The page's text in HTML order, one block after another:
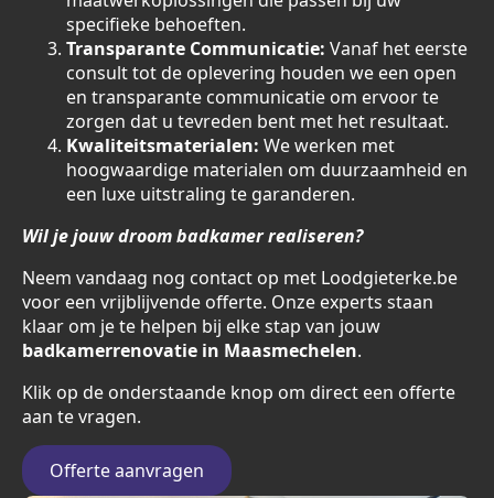
specifieke behoeften.
Transparante Communicatie: Vanaf het eerste
consult tot de oplevering houden we een open
en transparante communicatie om ervoor te
zorgen dat u tevreden bent met het resultaat.
Kwaliteitsmaterialen: We werken met
hoogwaardige materialen om duurzaamheid en
een luxe uitstraling te garanderen.
Wil je jouw droom badkamer realiseren?
Neem vandaag nog contact op met Loodgieterke.be
voor een vrijblijvende offerte. Onze experts staan
klaar om je te helpen bij elke stap van jouw
badkamerrenovatie in Maasmechelen.
Klik op de onderstaande knop om direct een offerte
aan te vragen.
Offerte aanvragen